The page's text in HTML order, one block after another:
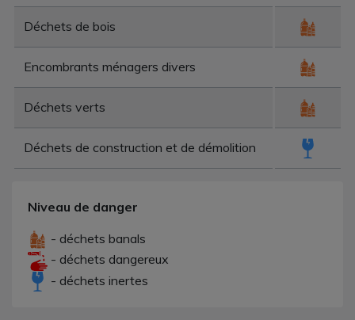
Déchets de bois
Encombrants ménagers divers
Déchets verts
Déchets de construction et de démolition
Niveau de danger
- déchets banals
- déchets dangereux
- déchets inertes